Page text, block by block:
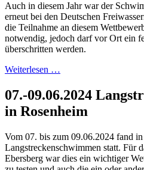
Auch in diesem Jahr war der
erneut bei den Deutschen
die Teilnahme an diesem
notwendig, jedoch darf vor Ort ein
überschritten werden.
Weiterlesen …
07.-09.06.2024
in Rosenheim
Vom 07. bis zum 09.06.2024 fand
Langstreckenschwimmen statt. Für
Ebersberg war dies ein wichtiger